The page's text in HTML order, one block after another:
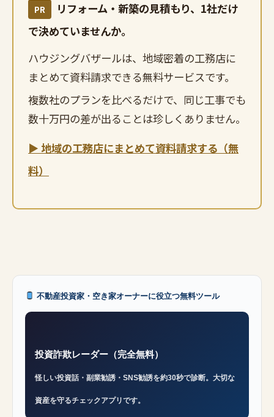
PR
リフォーム・新築の見積もり、1社だけ
で決めていませんか。
ハウジングバザールは、地域密着の工務店に
まとめて資料請求できる無料サービスです。
複数社のプランを比べるだけで、同じ工事でも
数十万円の差が出ることは珍しくありません。
▶ 地域の工務店にまとめて資料請求する（無
料）
不動産投資家・空き家オーナーに役立つ無料ツール
投資詐欺レーダー（完全無料）
怪しい投資話・副業勧誘・SNS勧誘を約30秒で診断。大切な
資産を守るチェックアプリです。